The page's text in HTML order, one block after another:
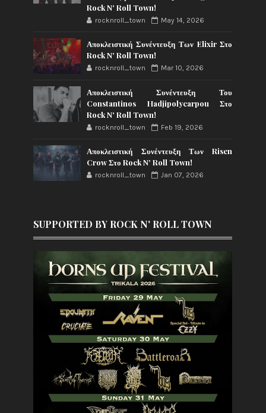
Rock N' Roll Town!
rocknroll_town May 14, 2026
Αποκλειστική Συνέντευξη Των Elixir Στο
Rock N' Roll Town!
rocknroll_town Mar 10, 2026
Αποκλειστική Συνέντευξη Του
Constantinos Hadjipolycarpou Στο
Rock N' Roll Town!
rocknroll_town Feb 19, 2026
Αποκλειστική Συνέντευξη Των Risen
Crow Στο Rock N' Roll Town!
rocknroll_town Jan 07, 2026
SUPPORTED BY ROCK N' ROLL TOWN